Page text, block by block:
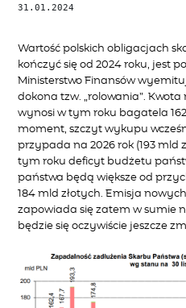
31.01.2024
Wartość polskich obligacjach
kończyć się od 2024 roku, jest
Ministerstwo Finansów
dokona tzw. „rolowania”.
wynosi w tym roku bagatela
moment, szczyt wykupu
przypada na 2026 rok (193 mld
tym roku deficyt budżetu
państwa będą większe od
184 mld złotych. Emisja
zapowiada się zatem w sumie
będzie się oczywiście jeszcze